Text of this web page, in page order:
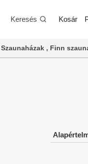
Keresés Kosár
Szaunaházak , Finn